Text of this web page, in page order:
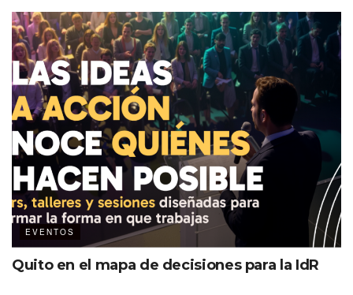
EVENTOS
Quito en el mapa de decisiones para la IdR